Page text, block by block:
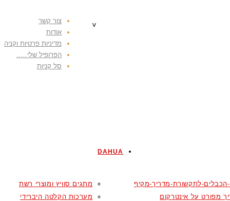
צור קשר
אודות
מדיניות פרטיות וקניה
הפרופיל שלי…..
סל קניות
v
הכבלים-לתקשורת-מדריך-מקיף
מפורט על אינטרקום
DAHUA
מתגים סוויץ ומוצרי רשת
מערכות הקלטה היברידי